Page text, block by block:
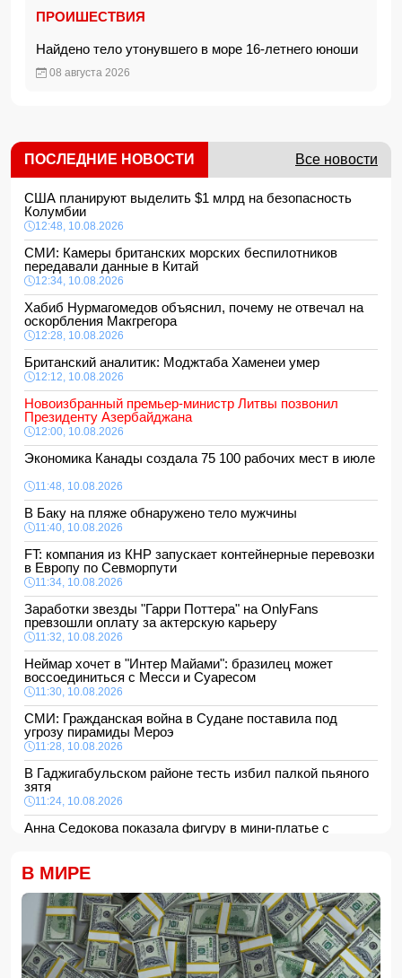
ПРОИШЕСТВИЯ
Найдено тело утонувшего в море 16-летнего юноши
08 августа 2026
ПОСЛЕДНИЕ НОВОСТИ Все новости
США планируют выделить $1 млрд на безопасность
Колумбии
12:48, 10.08.2026
СМИ: Камеры британских морских беспилотников
передавали данные в Китай
12:34, 10.08.2026
Хабиб Нурмагомедов объяснил, почему не отвечал на
оскорбления Макгрегора
12:28, 10.08.2026
Британский аналитик: Моджтаба Хаменеи умер
12:12, 10.08.2026
Новоизбранный премьер-министр Литвы позвонил
Президенту Азербайджана
12:00, 10.08.2026
Экономика Канады создала 75 100 рабочих мест в июле
11:48, 10.08.2026
В Баку на пляже обнаружено тело мужчины
11:40, 10.08.2026
FT: компания из КНР запускает контейнерные перевозки
в Европу по Севморпути
11:34, 10.08.2026
Заработки звезды "Гарри Поттера" на OnlyFans
превзошли оплату за актерскую карьеру
11:32, 10.08.2026
Неймар хочет в "Интер Майами": бразилец может
воссоединиться с Месси и Суаресом
11:30, 10.08.2026
СМИ: Гражданская война в Судане поставила под
угрозу пирамиды Мероэ
11:28, 10.08.2026
В Гаджигабульском районе тесть избил палкой пьяного
зятя
11:24, 10.08.2026
Анна Седокова показала фигуру в мини-платье с
В Сабирабадском районе 59-летний мужчина погиб от
удара электрическим током
11:20, 10.08.2026
12 человек погибли и 8 пропали в результате оползней и
наводнений на Филиппинах- ФОТО/ВИДЕО
11:16, 10.08.2026
В МИРЕ